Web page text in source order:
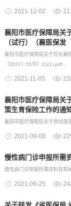
2021-12-02
襄阳市医疗保障局关
（试行）（襄医保发
襄阳市医疗保障局关于优化襄
〔2021〕55号）(1)(1).pdf...
2021-11-05
襄阳市医疗保障局关
策生育保险工作的通
襄阳市医疗保障局关于贯彻落
2021-09-08
慢性病门诊申报所需
慢性病门诊申报所需资料告知
2021-06-25